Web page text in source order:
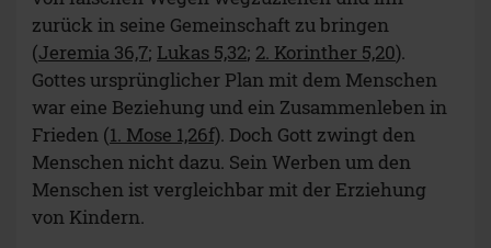
zurück in seine Gemeinschaft zu bringen
(Jeremia 36,7; Lukas 5,32; 2. Korinther 5,20).
Gottes ursprünglicher Plan mit dem Menschen
war eine Beziehung und ein Zusammenleben in
Frieden (1. Mose 1,26f). Doch Gott zwingt den
Menschen nicht dazu. Sein Werben um den
Menschen ist vergleichbar mit der Erziehung
von Kindern.